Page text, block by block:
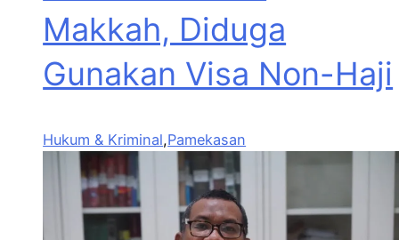
Makkah, Diduga
Gunakan Visa Non-Haji
Hukum & Kriminal,Pamekasan